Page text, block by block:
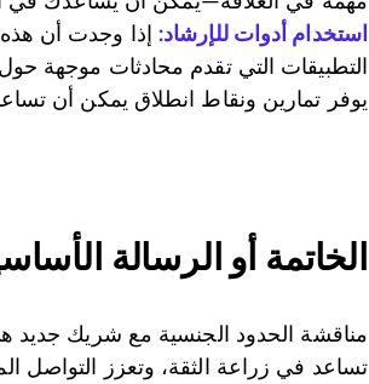
استخدام أدوات للإرشاد:إذا وجدت أن هذه
يوفر تمارين ونقاط انطلاق يمكن أن
الخاتمة أو الرسالة
مناقشة الحدود الجنسية مع شريك
تساعد في زراعة الثقة، وتعزز التواصل